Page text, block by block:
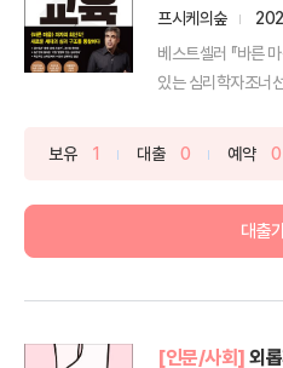
프시케의숲
베스트셀러 『바른
있는 심리학자조너
보유 1 대출 0 예약 0
대출
[인문/사회] 외